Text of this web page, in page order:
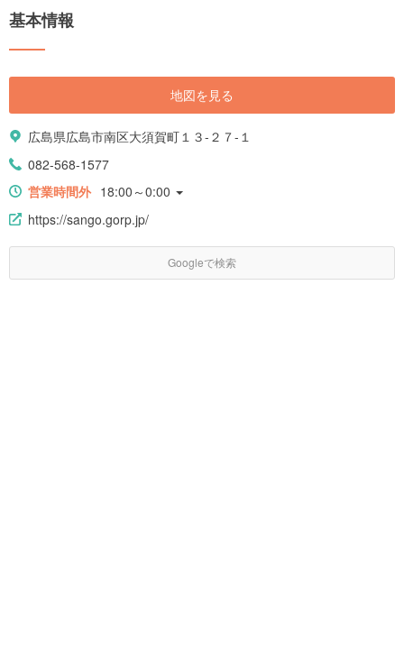
基本情報
地図を見る
広島県広島市南区大須賀町１３-２７-１
082-568-1577
営業時間外 18:00～0:00
https://sango.gorp.jp/
Googleで検索